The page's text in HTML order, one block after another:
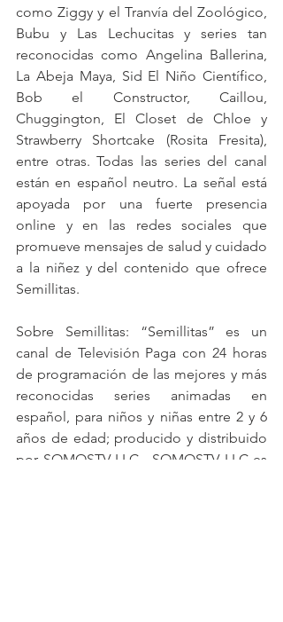
como Ziggy y el Tranvía del Zoológico,
Bubu y Las Lechucitas y series tan
reconocidas como Angelina Ballerina,
La Abeja Maya, Sid El Niño Científico,
Bob el Constructor, Caillou,
Chuggington, El Closet de Chloe y
Strawberry Shortcake (Rosita Fresita),
entre otras. Todas las series del canal
están en español neutro. La señal está
apoyada por una fuerte presencia
online y en las redes sociales que
promueve mensajes de salud y cuidado
a la niñez y del contenido que ofrece
Semillitas.
Sobre Semillitas: “Semillitas” es un
canal de Televisión Paga con 24 horas
de programación de las mejores y más
reconocidas series animadas en
español, para niños y niñas entre 2 y 6
años de edad; producido y distribuido
por SOMOSTV LLC.  SOMOSTV LLC es